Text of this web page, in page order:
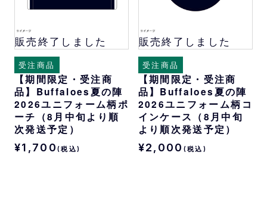
販売終了しました
受注商品
【期間限定・受注商
品】Buffaloes夏の陣
2026ユニフォーム柄ポ
ーチ（8月中旬より順
次発送予定）
¥1,700 (税込)
販売終了しました
受注商品
【期間限定・受注商
品】Buffaloes夏の陣
2026ユニフォーム柄コ
インケース（8月中旬
より順次発送予定）
¥2,000 (税込)